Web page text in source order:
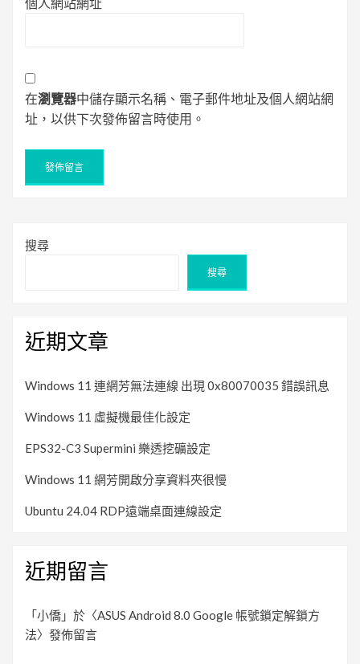
在瀏覽器中儲存顯示名稱、電子郵件地址及個人網站網
址，以供下次發佈留言時使用。
搜尋
搜尋
近期文章
Windows 11 連網芳無法連線 出現 0x80070035 錯誤訊息
Windows 11 虛擬機最佳化設定
EPS32-C3 Supermini 樂透挖礦設定
Windows 11 網芳開啟分享資料夾很慢
Ubuntu 24.04 RDP遠端桌面連線設定
近期留言
「小僑 」於〈ASUS Android 8.0 Google 帳號鎖定解鎖方
法〉發佈留言